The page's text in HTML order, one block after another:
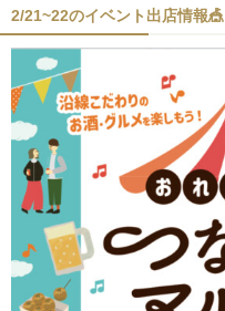
2/21~22のイベント出店情報🎪